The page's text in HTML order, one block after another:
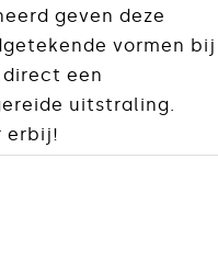
geven deze
vormen bij
een
uitstraling.
erbij!